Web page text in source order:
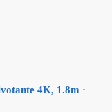
4K, 1.8m ·